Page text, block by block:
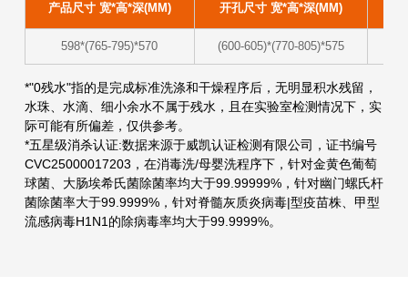
产品尺寸 宽*高*深(MM) 开孔尺寸 宽*高*深(MM)
598*(765-795)*570 (600-605)*(770-805)*575
*"0残水"指的是完成标准洗涤和干燥程序后，无明显积水残留，
水珠、水滴、细小余水不属于残水，且在实验室检测情况下，实
际可能有所偏差，仅供参考。
*五星级消杀认证:数据来源于威凯认证检测有限公司，证书编号
CVC25000017203，在消毒洗/母婴洗程序下，针对金黄色葡萄
球菌、大肠埃希氏菌除菌率均大于99.99999%，针对幽门螺氏杆
菌除菌率大于99.9999%，针对脊髓灰质炎病毒|型疫苗株、甲型
流感病毒H1N1的除病毒率均大于99.9999%。